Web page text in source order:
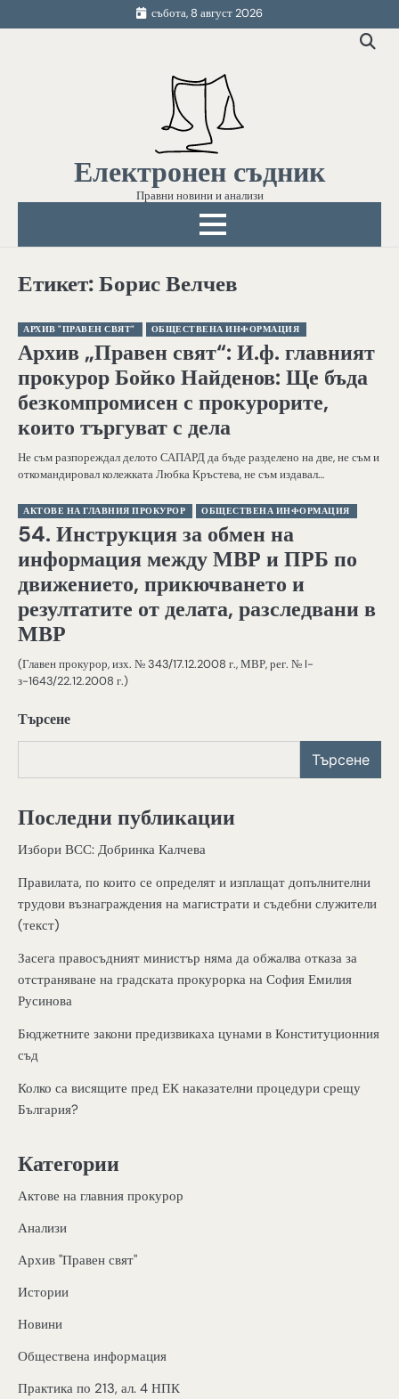
to
събота, 8 август 2026
Електронен съдник
Правни новини и анализи
Етикет:Борис Велчев
АРХИВ "ПРАВЕН СВЯТ" ОБЩЕСТВЕНА ИНФОРМАЦИЯ
Архив „Правен свят“: И.ф. главният
прокурор Бойко Найденов: Ще бъда
безкомпромисен с прокурорите,
които търгуват с дела
Не съм разпореждал делото САПАРД да бъде разделено на две, не съм и
откомандировал колежката Любка Кръстева, не съм издавал…
АКТОВЕ НА ГЛАВНИЯ ПРОКУРОР ОБЩЕСТВЕНА ИНФОРМАЦИЯ
54. Инструкция за обмен на
информация между МВР и ПРБ по
движението, прикючването и
резултатите от делата, разследвани в
МВР
(Главен прокурор, изх. № 343/17.12.2008 г., МВР, рег. № I-
з-1643/22.12.2008 г.)
Търсене
Търсене
Последни публикации
Избори ВСС: Добринка Калчева
Правилата, по които се определят и изплащат допълнителни
трудови възнаграждения на магистрати и съдебни служители
(текст)
Засега правосъдният министър няма да обжалва отказа за
отстраняване на градската прокурорка на София Емилия
Русинова
Бюджетните закони предизвикаха цунами в Конституционния
съд
Колко са висящите пред ЕК наказателни процедури срещу
България?
Категории
Актове на главния прокурор
Анализи
Архив "Правен свят"
Истории
Новини
Обществена информация
Практика по 213, ал. 4 НПК